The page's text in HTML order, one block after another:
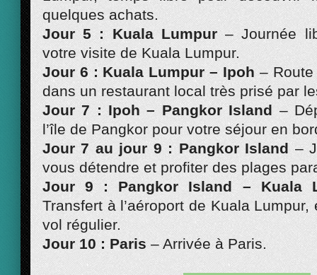
quelques achats.
Jour 5 : Kuala Lumpur– Journée
votre visite de Kuala Lumpur.
Jour 6 : Kuala Lumpur – Ipoh –
dans un restaurant local très prisé par
Jour 7 : Ipoh – Pangkor Island –
l’île de Pangkor pour votre séjour en
Jour 7 au jour 9 : Pangkor Island –
vous détendre et profiter des plages
Jour 9 : Pangkor Island – Kuala
Transfert à l’aéroport de Kuala
vol régulier.
Jour 10 : Paris – Arrivée à Paris.